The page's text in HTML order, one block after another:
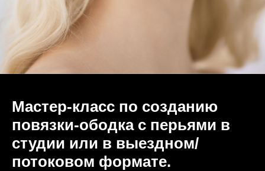
Мастер-класс по созданию
повязки-ободка с перьями в
студии или в выездном/
потоковом формате.